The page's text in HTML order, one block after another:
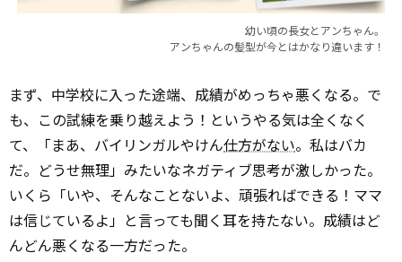
幼い頃の長女とアンちゃん。
アンちゃんの髪型が今とはかなり違います！
まず、中学校に入った途端、成績がめっちゃ悪くなる。で
も、この試練を乗り越えよう！というやる気は全くなく
て、「まあ、バイリンガルやけん仕方がない。私はバカ
だ。どうせ無理」みたいなネガティブ思考が激しかった。
いくら「いや、そんなことないよ、頑張ればできる！ママ
は信じているよ」と言っても聞く耳を持たない。成績はど
んどん悪くなる一方だった。